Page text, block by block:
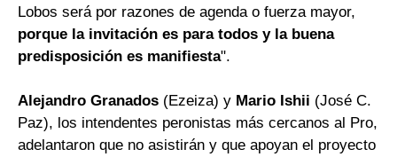
Lobos será por razones de agenda o fuerza mayor,
porque la invitación es para todos y la buena
predisposición es manifiesta".
Alejandro Granados (Ezeiza) y Mario Ishii (José C.
Paz), los intendentes peronistas más cercanos al Pro,
adelantaron que no asistirán y que apoyan el proyecto